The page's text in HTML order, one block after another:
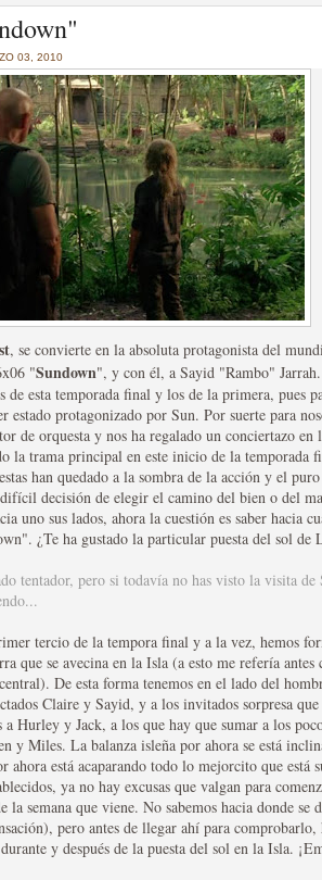
temporadas de Game
sus mejores tráilers
de la ficción
en las plataformas SVOD
al año se superará
03, 2010
, se convierte en la absoluta protagonista del
"Sundown", y con él, a Sayid "Rambo" Jarrah.
esta temporada final y los de la primera, pues
estado protagonizado por Sun. Por suerte para
de orquesta y nos ha regalado un conciertazo en
la trama principal en este inicio de la temporada
han quedado a la sombra de la acción y el
decisión de elegir el camino del bien o del
uno sus lados, ahora la cuestión es saber hacia
¿Te ha gustado la particular puesta del sol de
tentador, pero si todavía no has visto la visita de
tercio de la tempora final y a la vez, hemos
que se avecina en la Isla (a esto me refería
De esta forma tenemos en el lado del
Claire y Sayid, y a los invitados sorpresa que
Hurley y Jack, a los que hay que sumar a los
y Miles. La balanza isleña por ahora se está
ahora está acaparando todo lo mejorcito que está
ya no hay excusas que valgan para
la semana que viene. No sabemos hacia donde se
pero antes de llegar ahí para comprobarlo,
y después de la puesta del sol en la Isla.